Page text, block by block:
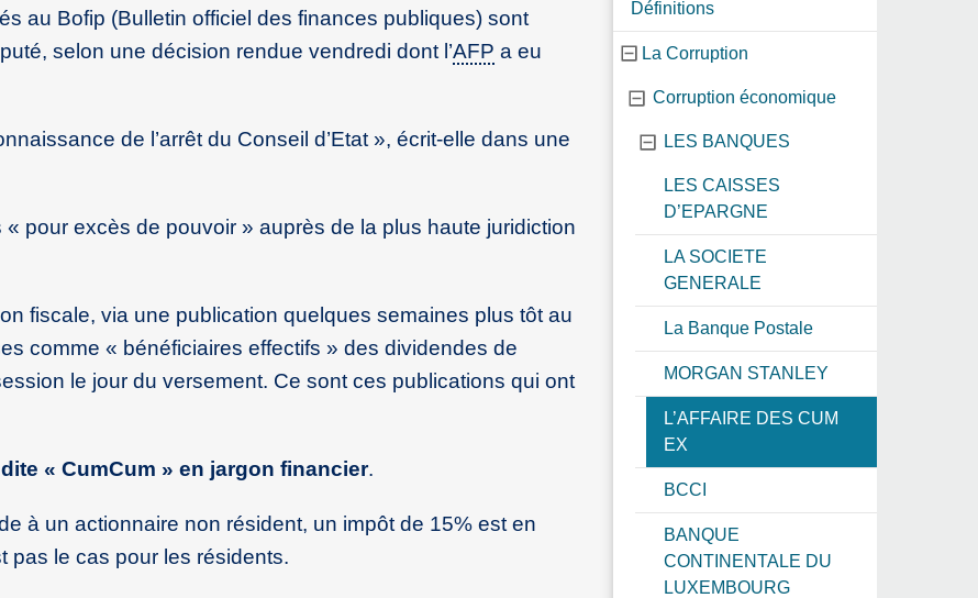
au Bofip (Bulletin officiel des finances publiques) sont
selon une décision rendue vendredi dont l’AFP a eu
de l’arrêt du Conseil d’Etat », écrit-elle dans une
pour excès de pouvoir » auprès de la plus haute juridiction
fiscale, via une publication quelques semaines plus tôt au
comme « bénéficiaires effectifs » des dividendes de
le jour du versement. Ce sont ces publications qui ont
« CumCum » en jargon financier.
à un actionnaire non résident, un impôt de 15% est en
pas le cas pour les résidents.
Définitions
La Corruption
Corruption économique
LES BANQUES
LES CAISSES
D’EPARGNE
LA SOCIETE
GENERALE
La Banque Postale
MORGAN STANLEY
L’AFFAIRE DES CUM
EX
BCCI
BANQUE
CONTINENTALE DU
LUXEMBOURG